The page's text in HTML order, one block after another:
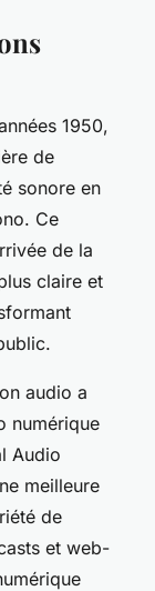
1950,
de
sonore en
Ce
de la
claire et
audio a
numérique
Audio
meilleure
de
et web-